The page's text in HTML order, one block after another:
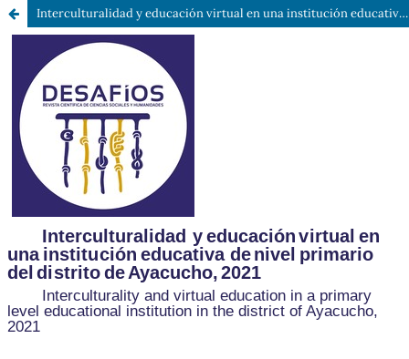
Interculturalidad y educación virtual en una institución educativa de nivel primario del distrito de Ayacucho, 2021